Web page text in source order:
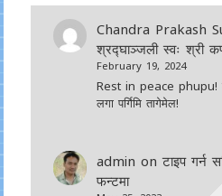
Chandra Prakash
श्रद्घाञ्जली स्वः श्री
February 19, 2024
Rest in peace phupu!
लगा पर्गिमि तागेमेल!
admin onटाइप गर्न
फन्टमा